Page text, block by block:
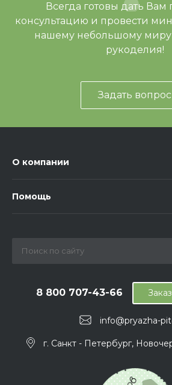
Всегда готовы дать Вам
консультацию и провести
нашему небольшому миру
рукоделия!
Задать вопрос
О компании
Помощь
info@pryazha-
8 800 707-43-66
г. Санкт - Петербург,